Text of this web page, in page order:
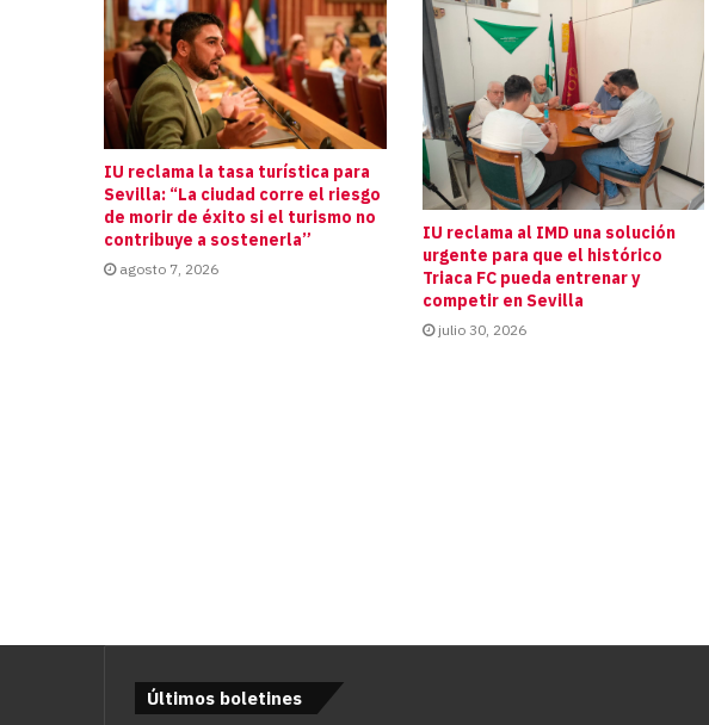
IU reclama la tasa turística para
Sevilla: “La ciudad corre el riesgo
de morir de éxito si el turismo no
contribuye a sostenerla”
agosto 7, 2026
IU reclama al IMD una solución
urgente para que el histórico
Triaca FC pueda entrenar y
competir en Sevilla
julio 30, 2026
Últimos boletines